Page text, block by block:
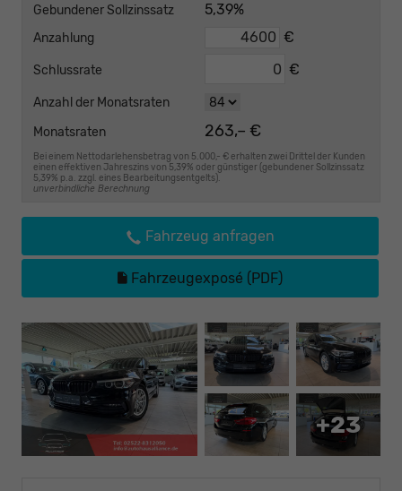
Gebundener Sollzinssatz 5,39%
Anzahlung €
Schlussrate €
Anzahl der Monatsraten
Monatsraten
263,– €
Bei einem Nettodarlehensbetrag von 5.000,- € erhalten zwei Drittel der Kunden
einen effektiven Jahreszins von 5,39% oder günstiger (gebundener Sollzinssatz
5,39% p.a. zzgl. eines Bearbeitungsentgelts).
unverbindliche Berechnung
Fahrzeug anfragen
Fahrzeugexposé (PDF)
+23